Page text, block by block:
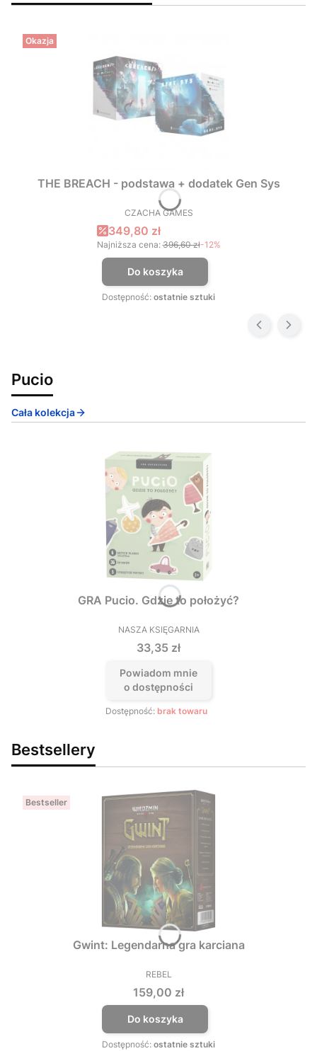
Okazja
THE BREACH - podstawa + dodatek Gen Sys
PRODUCENT
CZACHA GAMES
Cena promocyjna
349,80 zł
Najniższa cena: 396,60 zł-12%
Do koszyka
Dostępność: ostatnie sztuki
Pucio
Cała kolekcja
GRA Pucio. Gdzie to położyć?
PRODUCENT
NASZA KSIĘGARNIA
Cena
33,35 zł
Powiadom mnie
o dostępności
Dostępność: brak towaru
Bestsellery
Bestseller
Gwint: Legendarna gra karciana
PRODUCENT
REBEL
Cena
159,00 zł
Do koszyka
Dostępność: ostatnie sztuki